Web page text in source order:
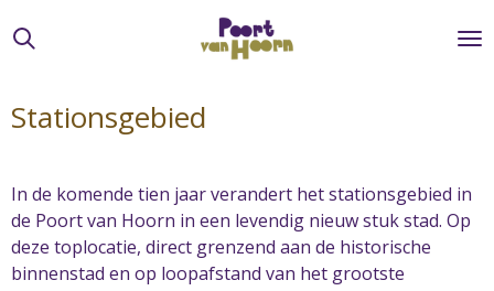
direct
hoofdinhoud
Stationsgebied
In de komende tien jaar verandert het stationsgebied in
de Poort van Hoorn in een levendig nieuw stuk stad. Op
deze toplocatie, direct grenzend aan de historische
binnenstad en op loopafstand van het grootste